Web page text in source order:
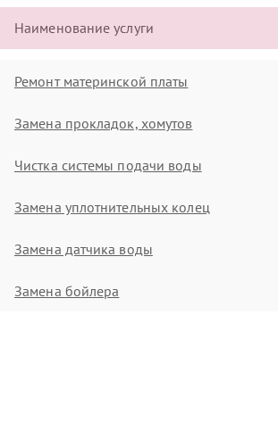
Наименование услуги
Ремонт материнской платы
Замена прокладок, хомутов
Чистка системы подачи воды
Замена уплотнительных колец
Замена датчика воды
Замена бойлера